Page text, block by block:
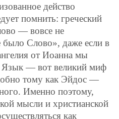
действо
помнить: греческий
— вовсе не
Слово», даже если в
от Иоанна мы
— вот великий миф
тому как Эйдос —
Именно поэтому,
мысли и христианской
как